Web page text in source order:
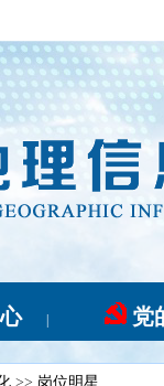
党
>> 岗位明星